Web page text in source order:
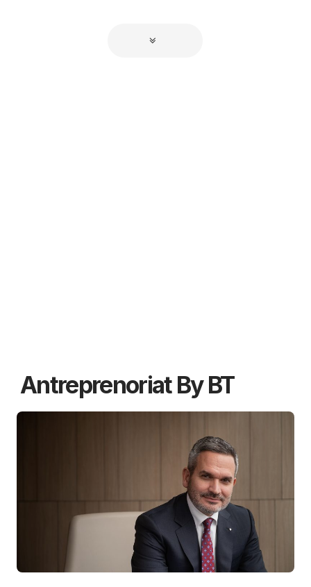
Antreprenoriat By BT